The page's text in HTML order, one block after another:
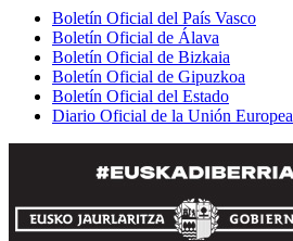
Boletín Oficial del País Vasco
Boletín Oficial de Álava
Boletín Oficial de Bizkaia
Boletín Oficial de Gipuzkoa
Boletín Oficial del Estado
Diario Oficial de la Unión Europea